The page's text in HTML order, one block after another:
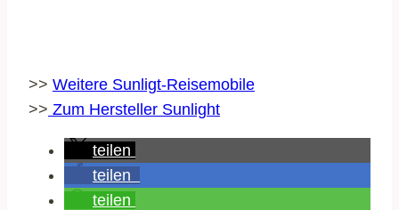
>> Weitere Sunligt-Reisemobile
>> Zum Hersteller Sunlight
teilen
teilen
teilen